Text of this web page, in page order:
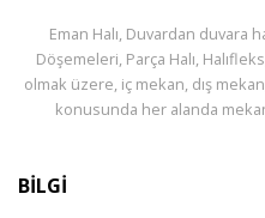
Eman Halı, Duvardan duvara
Döşemeleri, Parça Halı,
olmak üzere, iç mekan, dış
konusunda her alanda
BİLGİ